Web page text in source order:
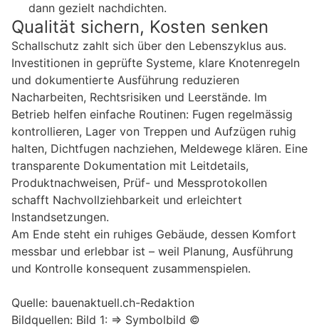
dann gezielt nachdichten.
Qualität sichern, Kosten senken
Schallschutz zahlt sich über den Lebenszyklus aus.
Investitionen in geprüfte Systeme, klare Knotenregeln
und dokumentierte Ausführung reduzieren
Nacharbeiten, Rechtsrisiken und Leerstände. Im
Betrieb helfen einfache Routinen: Fugen regelmässig
kontrollieren, Lager von Treppen und Aufzügen ruhig
halten, Dichtfugen nachziehen, Meldewege klären. Eine
transparente Dokumentation mit Leitdetails,
Produktnachweisen, Prüf- und Messprotokollen
schafft Nachvollziehbarkeit und erleichtert
Instandsetzungen.
Am Ende steht ein ruhiges Gebäude, dessen Komfort
messbar und erlebbar ist – weil Planung, Ausführung
und Kontrolle konsequent zusammenspielen.
Quelle: bauenaktuell.ch-Redaktion
Bildquellen: Bild 1: => Symbolbild ©